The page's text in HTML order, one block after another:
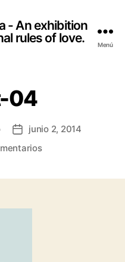
- An exhibition
rules of love.
Menú
04
Fecha
de
junio 2, 2014
en